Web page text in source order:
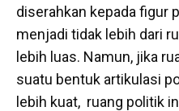
diserahkan kepada figur
menjadi tidak lebih dari
lebih luas. Namun, jika
suatu bentuk artikulasi
lebih kuat, ruang politik